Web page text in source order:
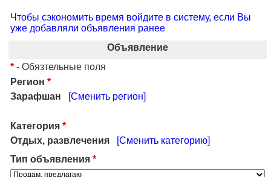
Чтобы сэкономить время войдите в систему, если Вы
уже добавляли объявления ранее
Объявление
* - Обязтельные поля
Регион *
Зарафшан
[Сменить регион]
Категория *
Отдых, развлечения
[Сменить категорию]
Тип объявления *